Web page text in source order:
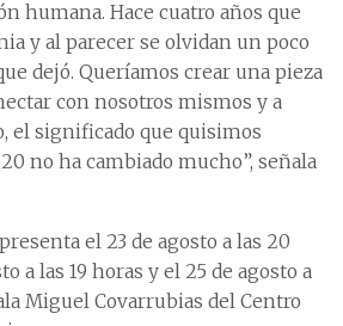
humana. Hace cuatro años que
y al parecer se olvidan un poco
dejó. Queríamos crear una pieza
con nosotros mismos y a
el significado que quisimos
no ha cambiado mucho”, señala
el 23 de agosto a las 20
a las 19 horas y el 25 de agosto a
Miguel Covarrubias del Centro